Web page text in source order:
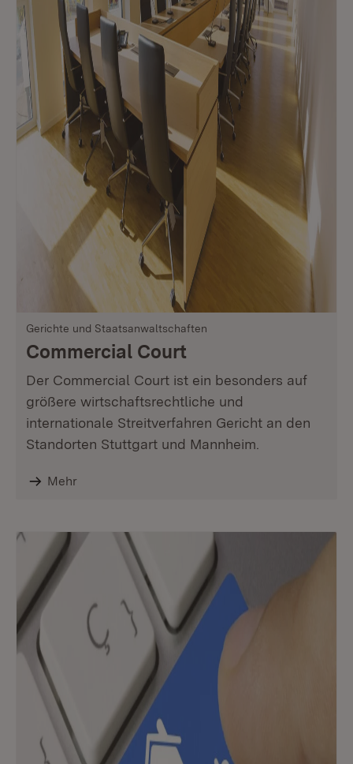
Gerichte und Staatsanwaltschaften
Commercial Court
Der Commercial Court ist ein besonders auf
größere wirtschaftsrechtliche und
internationale Streitverfahren Gericht an den
Standorten Stuttgart und Mannheim.
Mehr